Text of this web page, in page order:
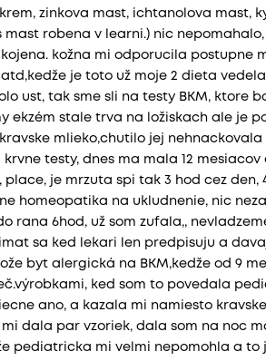
zinkova mast, ichtanolova mast,
robena v learni.) nic nepomahalo,
kožna mi odporucila postupne
je toto už moje 2 dieta
ust, tak sme sli na testy BKM, ktore
ekzém stale trva na ložiskach ale je
mlieko,chutilo jej nehnackovala
testy, dnes ma mala 12 mesiacov
je mrzuta spi tak 3 hod cez den,
homeopatika na ukludnenie, nic
rana 6hod, už som zufala,,
sa ked lekari len predpisuju a
byt alergická na BKM,kedže od 9
ked som to povedala
ano, a kazala mi namiesto
dala par vzoriek, dala som na noc
pediatricka mi velmi nepomohla a to